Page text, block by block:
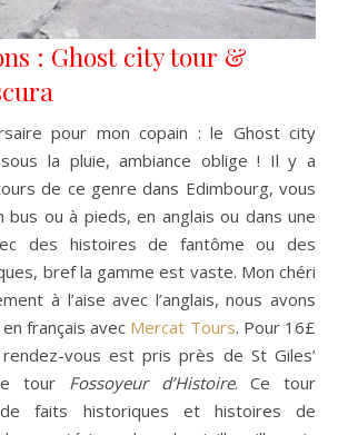
: Ghost city tour &
pour mon copain : le Ghost city
la pluie, ambiance oblige ! Il y a
de ce genre dans Edimbourg, vous
ou à pieds, en anglais ou dans une
des histoires de fantôme ou des
bref la gamme est vaste. Mon chéri
à l’aise avec l’anglais, nous avons
français avec Mercat Tours. Pour 16£
vous est pris près de St Giles’
tour Fossoyeur d’Histoire. Ce tour
faits historiques et histoires de